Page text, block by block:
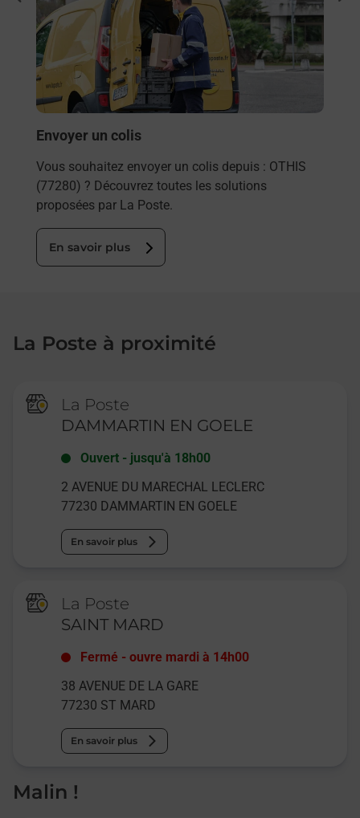
Envoyer un colis
Vous souhaitez envoyer un colis depuis : OTHIS
(77280) ? Découvrez toutes les solutions
proposées par La Poste.
En savoir plus
La Poste à proximité
La Poste
DAMMARTIN EN GOELE
Ouvert - jusqu'à 18h00
2 AVENUE DU MARECHAL LECLERC
77230 DAMMARTIN EN GOELE
En savoir plus
La Poste
SAINT MARD
Fermé -ouvre mardi à 14h00
38 AVENUE DE LA GARE
77230 ST MARD
En savoir plus
Malin !